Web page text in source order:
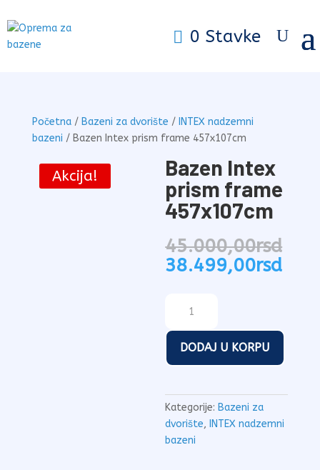
0 Stavke
Početna/ Bazeni za dvorište / INTEX nadzemni
bazeni / Bazen Intex prism frame 457x107cm
Akcija!
Bazen Intex
prism frame
457x107cm
45.000,00rsd
Originalna
bila:
45.000,00rsd.
38.499,00rsd
prism
frame
457x107cm
DODAJ U KORPU
Kategorije: Bazeni za
dvorište, INTEX nadzemni
bazeni